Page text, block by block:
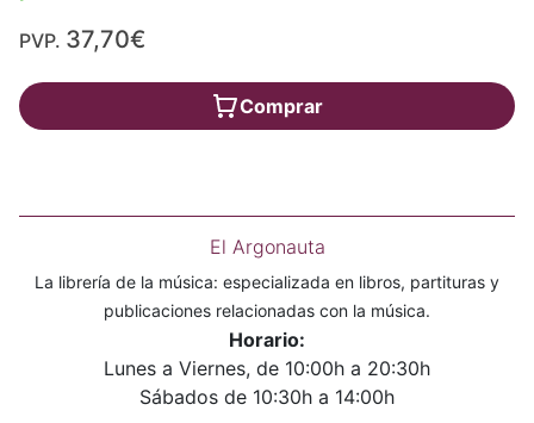
PVP. 37,70€
Comprar
El Argonauta
La librería de la música: especializada en libros, partituras y
publicaciones relacionadas con la música.
Horario:
Lunes a Viernes, de 10:00h a 20:30h
Sábados de 10:30h a 14:00h